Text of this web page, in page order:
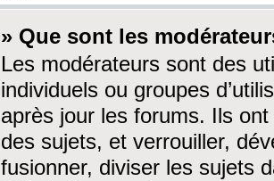
» Que sont les
Les modérateurs sont des
individuels ou groupes
après jour les forums. Ils ont
des sujets, et verrouiller,
fusionner, diviser les sujets